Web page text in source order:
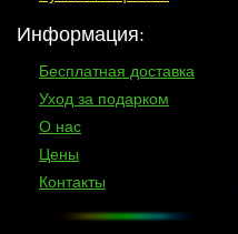
Информация:
Бесплатная доставка
Уход за подарком
О нас
Цены
Контакты